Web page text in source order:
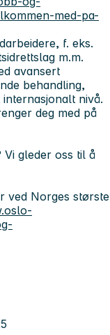
med-pa-
f. eks.
m.m.
avansert
behandling,
nivå.
deg med på
gleder oss til å
ved Norges største